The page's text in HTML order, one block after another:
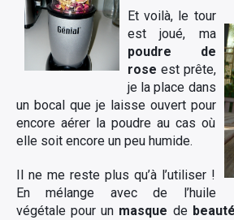
Et voilà, le tour
est joué, ma
poudre de
rose est prête,
je la place dans
un bocal que je laisse ouvert pour
encore aérer la poudre au cas où
elle soit encore un peu humide.
Il ne me reste plus qu’à l’utiliser !
En mélange avec de l’huile
végétale pour un masque de